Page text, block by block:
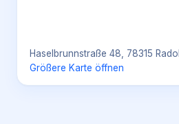
Haselbrunnstraße 48, 78315
Größere Karte öffnen